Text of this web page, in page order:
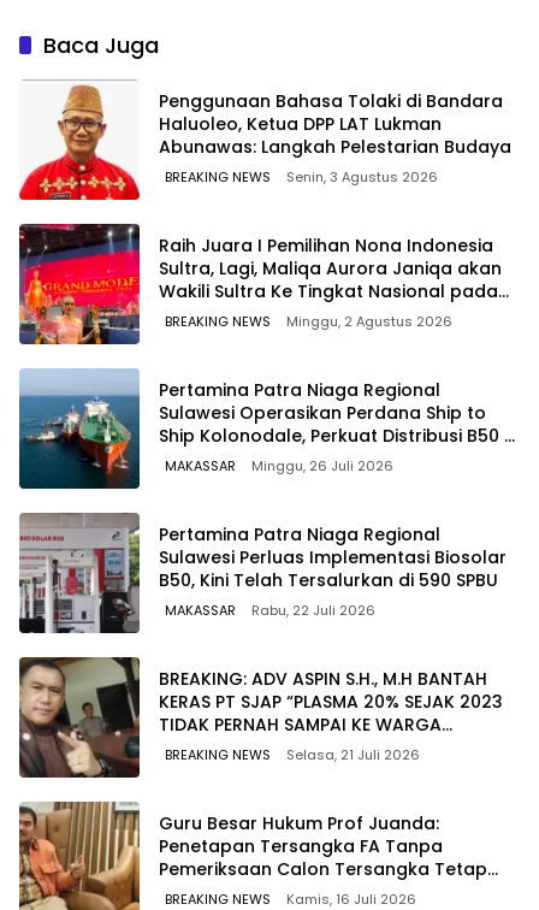
WARGA WAWOONE!
Baca Juga
Penggunaan Bahasa Tolaki di Bandara
Haluoleo, Ketua DPP LAT Lukman
Abunawas: Langkah Pelestarian Budaya
BREAKING NEWS Senin, 3 Agustus 2026
‎Raih Juara I Pemilihan Nona Indonesia
Sultra, Lagi, Maliqa Aurora Janiqa akan
Wakili Sultra Ke Tingkat Nasional pada
Pemilihan NONA Indonesia
BREAKING NEWS Minggu, 2 Agustus 2026
Pertamina Patra Niaga Regional
Sulawesi Operasikan Perdana Ship to
Ship Kolonodale, Perkuat Distribusi B50 di
Kawasan Timur Sulawesi
MAKASSAR Minggu, 26 Juli 2026
Pertamina Patra Niaga Regional
Sulawesi Perluas Implementasi Biosolar
B50, Kini Telah Tersalurkan di 590 SPBU
MAKASSAR Rabu, 22 Juli 2026
BREAKING: ADV ASPIN S.H., M.H BANTAH
KERAS PT SJAP “PLASMA 20% SEJAK 2023
TIDAK PERNAH SAMPAI KE WARGA
WAWOONE!
BREAKING NEWS Selasa, 21 Juli 2026
Guru Besar Hukum Prof Juanda:
Penetapan Tersangka FA Tanpa
Pemeriksaan Calon Tersangka Tetap
Sah Secara Hukum
BREAKING NEWS Kamis, 16 Juli 2026